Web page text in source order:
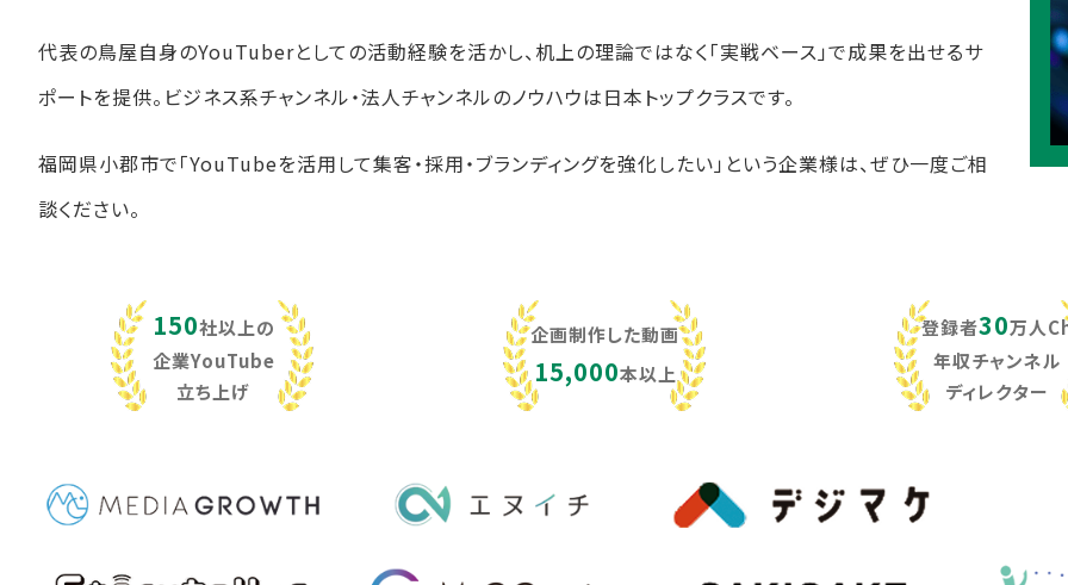
代表の鳥屋自身のYouTuberとしての活動経験を活かし、机上の理論ではなく「実戦ベース」で成果を出せるサ
ポートを提供。ビジネス系チャンネル・法人チャンネルのノウハウは日本トップクラスです。
福岡県小郡市で「YouTubeを活用して集客・採用・ブランディングを強化したい」という企業様は、ぜひ一度ご相
談ください。
150社以上の
企業YouTube
立ち上げ
企画制作した動画
15,000本以上
登録者30万人
年収チャンネル
ディレクター